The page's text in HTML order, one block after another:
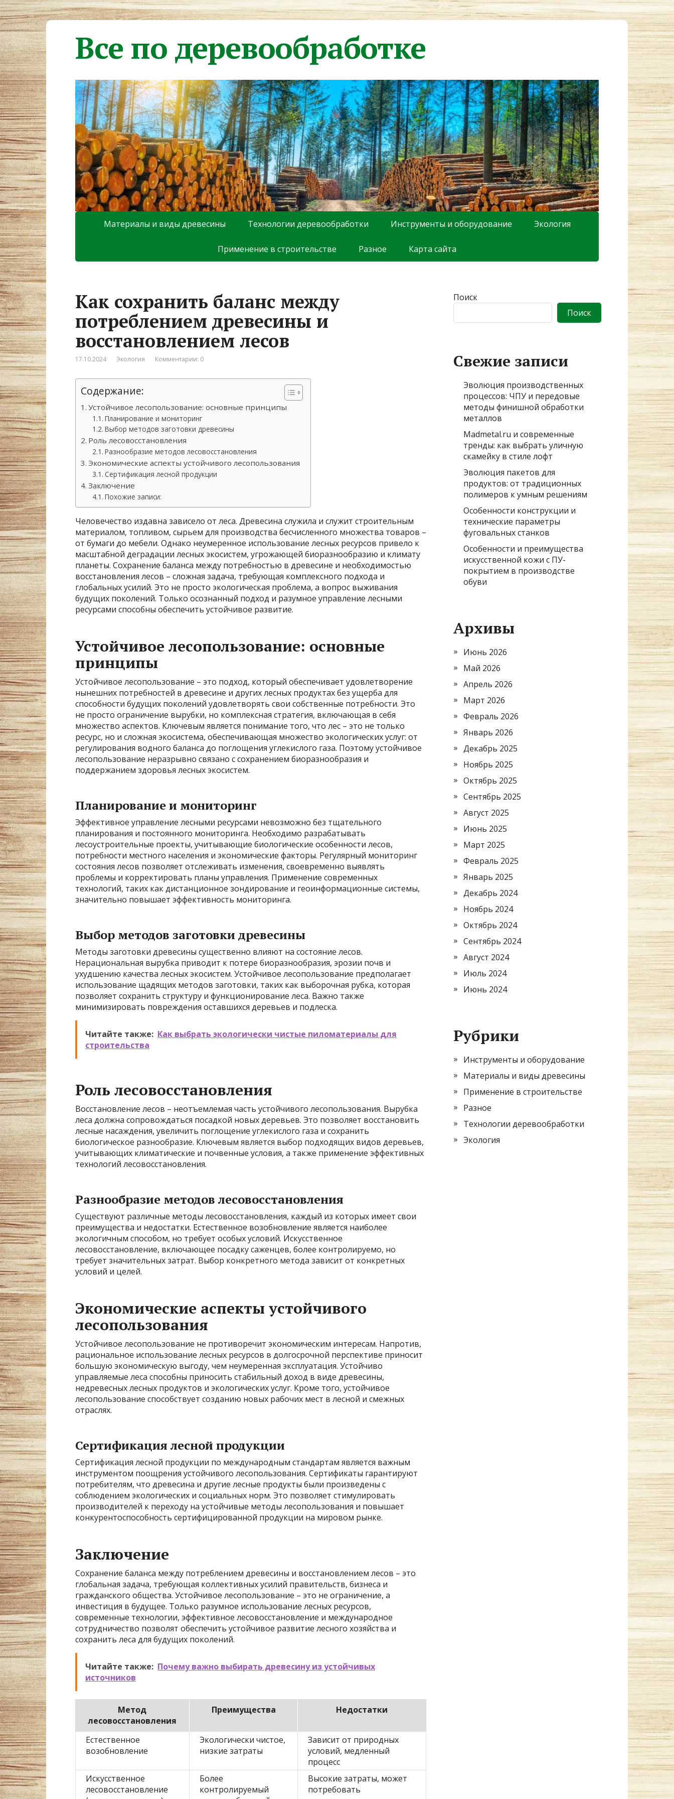
Все по деревообработке
Материалы и виды древесины Технологии деревообработки Инструменты и оборудование Экология
Применение в строительстве Разное Карта сайта
Как сохранить баланс между
потреблением древесины и
восстановлением лесов
17.10.2024 Экология Комментарии: 0
Содержание:
Устойчивое лесопользование: основные принципы
Планирование и мониторинг
Выбор методов заготовки древесины
Роль лесовосстановления
Разнообразие методов лесовосстановления
Экономические аспекты устойчивого лесопользования
Сертификация лесной продукции
Заключение
Похожие записи:
Человечество издавна зависело от леса. Древесина служила и служит строительным
материалом, топливом, сырьем для производства бесчисленного множества товаров –
от бумаги до мебели. Однако неумеренное использование лесных ресурсов привело к
масштабной деградации лесных экосистем, угрожающей биоразнообразию и климату
планеты. Сохранение баланса между потребностью в древесине и необходимостью
восстановления лесов – сложная задача, требующая комплексного подхода и
глобальных усилий. Это не просто экологическая проблема, а вопрос выживания
будущих поколений. Только осознанный подход и разумное управление лесными
ресурсами способны обеспечить устойчивое развитие.
Устойчивое лесопользование: основные
принципы
Устойчивое лесопользование – это подход, который обеспечивает удовлетворение
нынешних потребностей в древесине и других лесных продуктах без ущерба для
способности будущих поколений удовлетворять свои собственные потребности. Это
не просто ограничение вырубки, но комплексная стратегия, включающая в себя
множество аспектов. Ключевым является понимание того, что лес – это не только
ресурс, но и сложная экосистема, обеспечивающая множество экологических услуг: от
регулирования водного баланса до поглощения углекислого газа. Поэтому устойчивое
лесопользование неразрывно связано с сохранением биоразнообразия и
поддержанием здоровья лесных экосистем.
Планирование и мониторинг
Эффективное управление лесными ресурсами невозможно без тщательного
планирования и постоянного мониторинга. Необходимо разрабатывать
лесоустроительные проекты, учитывающие биологические особенности лесов,
потребности местного населения и экономические факторы. Регулярный мониторинг
состояния лесов позволяет отслеживать изменения, своевременно выявлять
проблемы и корректировать планы управления. Применение современных
технологий, таких как дистанционное зондирование и геоинформационные системы,
значительно повышает эффективность мониторинга.
Выбор методов заготовки древесины
Методы заготовки древесины существенно влияют на состояние лесов.
Нерациональная вырубка приводит к потере биоразнообразия, эрозии почв и
ухудшению качества лесных экосистем. Устойчивое лесопользование предполагает
использование щадящих методов заготовки, таких как выборочная рубка, которая
позволяет сохранить структуру и функционирование леса. Важно также
минимизировать повреждения оставшихся деревьев и подлеска.
Читайте также: Как выбрать экологически чистые пиломатериалы для
строительства
Роль лесовосстановления
Восстановление лесов – неотъемлемая часть устойчивого лесопользования. Вырубка
леса должна сопровождаться посадкой новых деревьев. Это позволяет восстановить
лесные насаждения, увеличить поглощение углекислого газа и сохранить
биологическое разнообразие. Ключевым является выбор подходящих видов деревьев,
учитывающих климатические и почвенные условия, а также применение эффективных
технологий лесовосстановления.
Разнообразие методов лесовосстановления
Существуют различные методы лесовосстановления, каждый из которых имеет свои
преимущества и недостатки. Естественное возобновление является наиболее
экологичным способом, но требует особых условий. Искусственное
лесовосстановление, включающее посадку саженцев, более контролируемо, но
требует значительных затрат. Выбор конкретного метода зависит от конкретных
условий и целей.
Экономические аспекты устойчивого
лесопользования
Устойчивое лесопользование не противоречит экономическим интересам. Напротив,
рациональное использование лесных ресурсов в долгосрочной перспективе приносит
большую экономическую выгоду, чем неумеренная эксплуатация. Устойчиво
управляемые леса способны приносить стабильный доход в виде древесины,
недревесных лесных продуктов и экологических услуг. Кроме того, устойчивое
лесопользование способствует созданию новых рабочих мест в лесной и смежных
отраслях.
Сертификация лесной продукции
Сертификация лесной продукции по международным стандартам является важным
инструментом поощрения устойчивого лесопользования. Сертификаты гарантируют
потребителям, что древесина и другие лесные продукты были произведены с
соблюдением экологических и социальных норм. Это позволяет стимулировать
производителей к переходу на устойчивые методы лесопользования и повышает
конкурентоспособность сертифицированной продукции на мировом рынке.
Заключение
Сохранение баланса между потреблением древесины и восстановлением лесов – это
глобальная задача, требующая коллективных усилий правительств, бизнеса и
гражданского общества. Устойчивое лесопользование – это не ограничение, а
инвестиция в будущее. Только разумное использование лесных ресурсов,
современные технологии, эффективное лесовосстановление и международное
сотрудничество позволят обеспечить устойчивое развитие лесного хозяйства и
сохранить леса для будущих поколений.
Читайте также: Почему важно выбирать древесину из устойчивых
источников
Метод
лесовосстановления
Преимущества Недостатки
Естественное
возобновление
Экологически чистое,
низкие затраты
Зависит от природных
условий, медленный
процесс
Искусственное
лесовосстановление
Более
контролируемый
Высокие затраты, может
потребовать
Поиск
Поиск
Свежие записи
Эволюция производственных
процессов: ЧПУ и передовые
методы финишной обработки
металлов
Madmetal.ru и современные
тренды: как выбрать уличную
скамейку в стиле лофт
Эволюция пакетов для
продуктов: от традиционных
полимеров к умным решениям
Особенности конструкции и
технические параметры
фуговальных станков
Особенности и преимущества
искусственной кожи с ПУ-
покрытием в производстве
обуви
Архивы
Июнь 2026
Май 2026
Апрель 2026
Март 2026
Февраль 2026
Январь 2026
Декабрь 2025
Ноябрь 2025
Октябрь 2025
Сентябрь 2025
Август 2025
Июнь 2025
Март 2025
Февраль 2025
Январь 2025
Декабрь 2024
Ноябрь 2024
Октябрь 2024
Сентябрь 2024
Август 2024
Июль 2024
Июнь 2024
Рубрики
Инструменты и оборудование
Материалы и виды древесины
Применение в строительстве
Разное
Технологии деревообработки
Экология